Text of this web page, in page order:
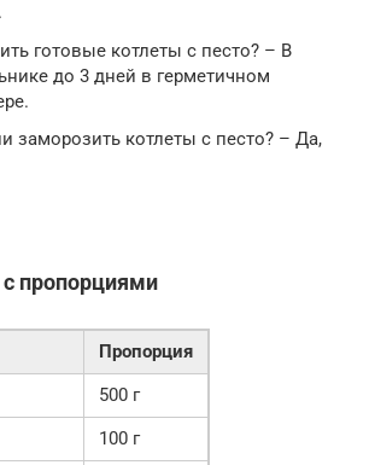
готовые котлеты с песто? – В
до 3 дней в герметичном
заморозить котлеты с песто? – Да,
пропорциями
Пропорция
500 г
100 г